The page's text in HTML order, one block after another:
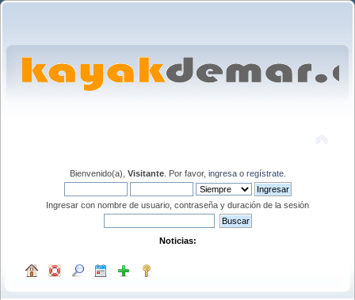
Bienvenido(a), Visitante. Por favor, ingresao regístrate.
Ingresar con nombre de usuario, contraseña y duración de la sesión
Noticias: